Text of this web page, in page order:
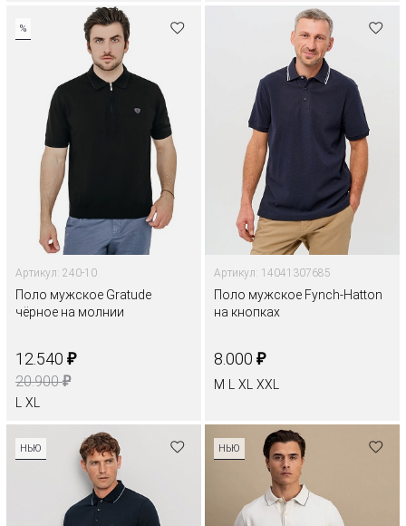
%
Артикул: 240-10
Поло мужское Gratude
чёрное на молнии
12.540 ₽
20.900₽
XL
Артикул: 14041307685
Поло мужское Fynch-Hatton
на кнопках
8.000 ₽
M XL XXL
НЬЮ НЬЮ